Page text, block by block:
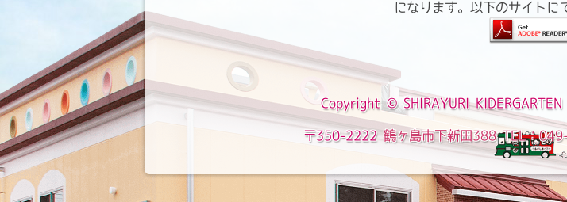
になります。以下のサイトに
Copyright © SHIRAYURI KIDERGARTEN
〒350-2222 鶴ヶ島市下新田388 TEL：